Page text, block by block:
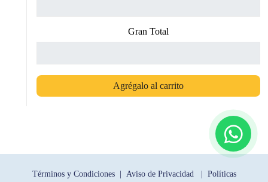
Gran Total
Agrégalo al carrito
Términos y Condiciones | Aviso de Privacidad | Políticas